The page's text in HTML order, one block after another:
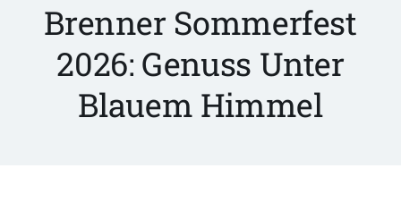
Brenner Sommerfest
2026: Genuss Unter
Blauem Himmel